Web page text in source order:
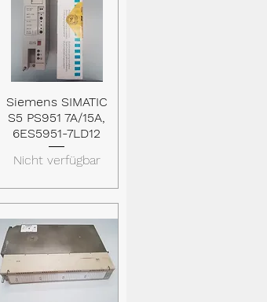
Schnellansicht
Siemens SIMATIC
S5 PS951 7A/15A,
6ES5951-7LD12
Nicht verfügbar